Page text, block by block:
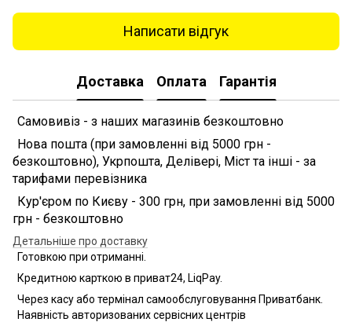
Написати відгук
Доставка Оплата Гарантія
Самовивіз - з наших магазинів безкоштовно
Нова пошта (при замовленні від 5000 грн -
безкоштовно), Укрпошта, Делівері, Міст та інші - за
тарифами перевізника
Кур'єром по Києву - 300 грн, при замовленні від 5000
грн - безкоштовно
Детальніше про доставку
Готовкою при отриманні.
Кредитною карткою в приват24, LiqPay.
Через касу або термінал самообслуговування Приватбанк.
Наявність авторизованих сервісних центрів